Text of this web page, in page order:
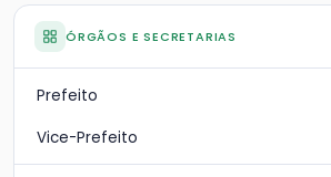
ÓRGÃOS E SECRETARIAS
Prefeito
Vice-Prefeito